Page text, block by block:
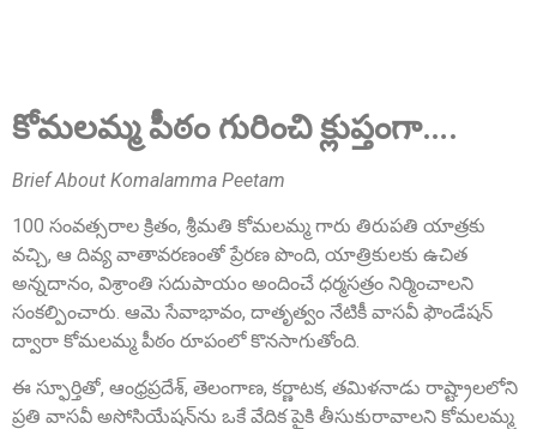
Founder Donor, Gowribidanur, Karnataka
Sri P.D. Gurumurthy
Founder Donor, Chikkballapur, Karnataka
కోమలమ్మ పీఠం గురించి క్లుప్తంగా….
Brief About Komalamma Peetam
100 సంవత్సరాల క్రితం, శ్రీమతి కోమలమ్మ గారు తిరుపతి యాత్రకు
వచ్చి, ఆ దివ్య వాతావరణంతో ప్రేరణ పొంది, యాత్రికులకు ఉచిత
అన్నదానం, విశ్రాంతి సదుపాయం అందించే ధర్మసత్రం నిర్మించాలని
సంకల్పించారు. ఆమె సేవాభావం, దాతృత్వం నేటికీ వాసవీ ఫౌండేషన్
ద్వారా కోమలమ్మ పీఠం రూపంలో కొనసాగుతోంది.
ఈ స్ఫూర్తితో, ఆంధ్రప్రదేశ్, తెలంగాణ, కర్ణాటక, తమిళనాడు రాష్ట్రాలలోని
ప్రతి వాసవీ అసోసియేషన్‌ను ఒకే వేదిక పైకి తీసుకురావాలని కోమలమ్మ